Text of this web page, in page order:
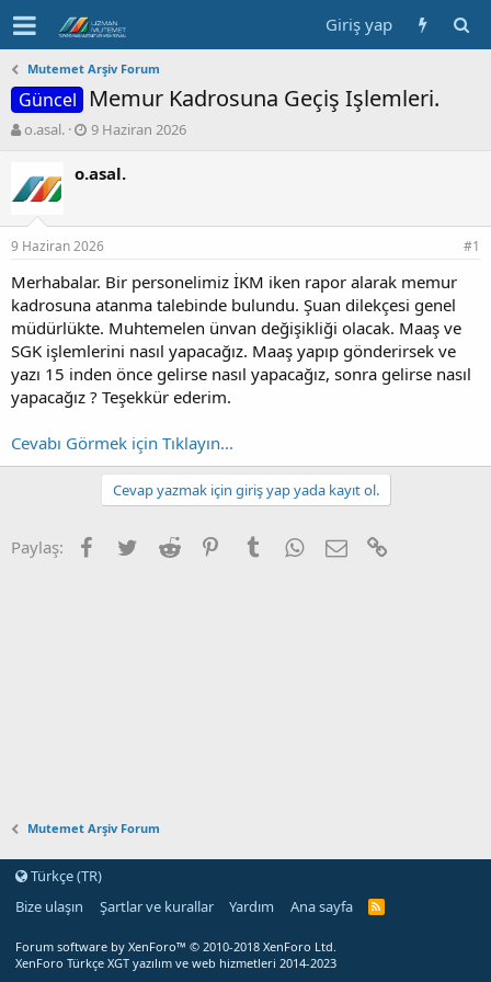
Giriş yap
Mutemet Arşiv Forum
Güncel Memur Kadrosuna Geçiş Işlemleri.
K
b
u
y
u
a
ş
l
a
a
n
o.asal.
B
ş
n
g
ç
t
a
r
i
h
i
9 Haziran 2026
o.asal.
9 Haziran 2026 #1
Merhabalar. Bir personelimiz İKM iken rapor alarak memur
kadrosuna atanma talebinde bulundu. Şuan dilekçesi genel
müdürlükte. Muhtemelen ünvan değişikliği olacak. Maaş ve
SGK işlemlerini nasıl yapacağız. Maaş yapıp gönderirsek ve
yazı 15 inden önce gelirse nasıl yapacağız, sonra gelirse nasıl
yapacağız ? Teşekkür ederim.
Cevabı Görmek için Tıklayın...
Cevap yazmak için giriş yap yada kayıt ol.
Paylaş: Facebook
TwitterReddit PinterestTumblrWhatsApp
E-posta
Mutemet Arşiv Forum
Türkçe (TR)
Bize ulaşın
Şartlar ve kurallar Yardım Ana sayfa
Forum software by XenForo™ © 2010-2018 XenForo Ltd.
XenForo Türkçe XGT yazılım ve web hizmetleri 2014-2023